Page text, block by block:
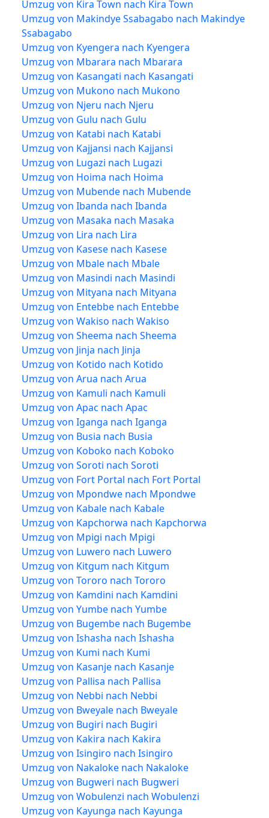
Umzug von Kira Town nach Kira Town
Umzug von Makindye Ssabagabo nach Makindye
Ssabagabo
Umzug von Kyengera nach Kyengera
Umzug von Mbarara nach Mbarara
Umzug von Kasangati nach Kasangati
Umzug von Mukono nach Mukono
Umzug von Njeru nach Njeru
Umzug von Gulu nach Gulu
Umzug von Katabi nach Katabi
Umzug von Kajjansi nach Kajjansi
Umzug von Lugazi nach Lugazi
Umzug von Hoima nach Hoima
Umzug von Mubende nach Mubende
Umzug von Ibanda nach Ibanda
Umzug von Masaka nach Masaka
Umzug von Lira nach Lira
Umzug von Kasese nach Kasese
Umzug von Mbale nach Mbale
Umzug von Masindi nach Masindi
Umzug von Mityana nach Mityana
Umzug von Entebbe nach Entebbe
Umzug von Wakiso nach Wakiso
Umzug von Sheema nach Sheema
Umzug von Jinja nach Jinja
Umzug von Kotido nach Kotido
Umzug von Arua nach Arua
Umzug von Kamuli nach Kamuli
Umzug von Apac nach Apac
Umzug von Iganga nach Iganga
Umzug von Busia nach Busia
Umzug von Koboko nach Koboko
Umzug von Soroti nach Soroti
Umzug von Fort Portal nach Fort Portal
Umzug von Mpondwe nach Mpondwe
Umzug von Kabale nach Kabale
Umzug von Kapchorwa nach Kapchorwa
Umzug von Mpigi nach Mpigi
Umzug von Luwero nach Luwero
Umzug von Kitgum nach Kitgum
Umzug von Tororo nach Tororo
Umzug von Kamdini nach Kamdini
Umzug von Yumbe nach Yumbe
Umzug von Bugembe nach Bugembe
Umzug von Ishasha nach Ishasha
Umzug von Kumi nach Kumi
Umzug von Kasanje nach Kasanje
Umzug von Pallisa nach Pallisa
Umzug von Nebbi nach Nebbi
Umzug von Bweyale nach Bweyale
Umzug von Bugiri nach Bugiri
Umzug von Kakira nach Kakira
Umzug von Isingiro nach Isingiro
Umzug von Nakaloke nach Nakaloke
Umzug von Bugweri nach Bugweri
Umzug von Wobulenzi nach Wobulenzi
Umzug von Kayunga nach Kayunga